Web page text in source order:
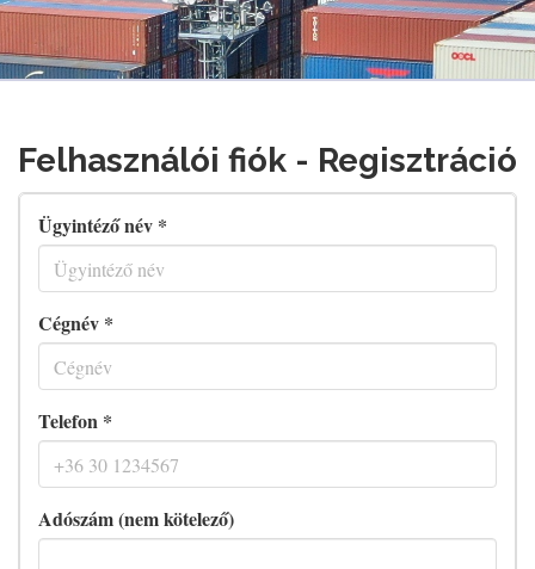
Felhasználói fiók - Regisztráció
Ügyintéző név *
Cégnév *
Telefon *
Adószám (nem kötelező)